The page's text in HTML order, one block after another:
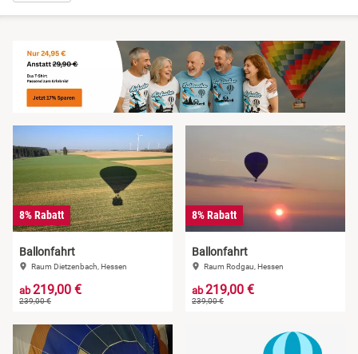
8% Rabatt
Ballonfahrt
Raum Dietzenbach, Hessen
ab219,00 €
239,00 €
8% Rabatt
Ballonfahrt
Raum Rodgau, Hessen
ab219,00 €
239,00 €
NRW
Saarland
Sachsen
Mecklenburgische Seenplatte
Nordsee
Ostfriesland